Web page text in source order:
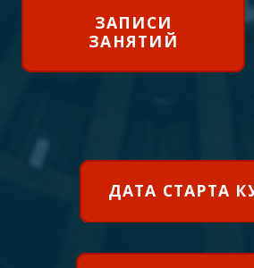
ЗАПИСИ
ЗАНЯТИЙ
ДАТА СТАРТА